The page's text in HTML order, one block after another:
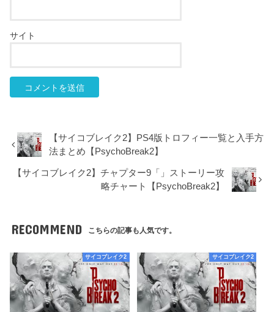
サイト
【サイコブレイク2】PS4版トロフィー一覧と入手方
法まとめ【PsychoBreak2】
【サイコブレイク2】チャプター9「」ストーリー攻
略チャート【PsychoBreak2】
RECOMMEND こちらの記事も人気です。
サイコブレイク2 サイコブレイク2